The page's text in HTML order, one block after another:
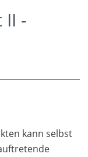
II -
kann selbst